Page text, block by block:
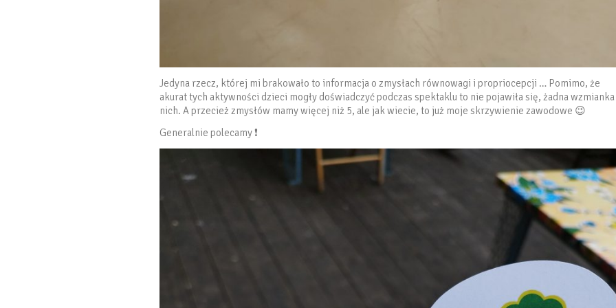
Jedyna rzecz, której mi brakowało to informacja o zmysłach równowagi i propriocepcji … Pomimo, że
akurat tych aktywności dzieci mogły doświadczyć podczas spektaklu to nie pojawiła się, żadna
nich. A przecież zmysłów mamy więcej niż 5, ale jak wiecie, to już moje skrzywienie zawodowe 😉
Generalnie polecamy ❗